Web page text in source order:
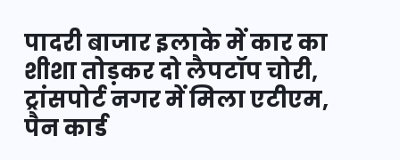
पादरी बाजार इलाके में कार का
शीशा तोड़कर दो लैपटॉप चोरी,
ट्रांसपोर्ट नगर में मिला एटीएम,
पैन कार्ड